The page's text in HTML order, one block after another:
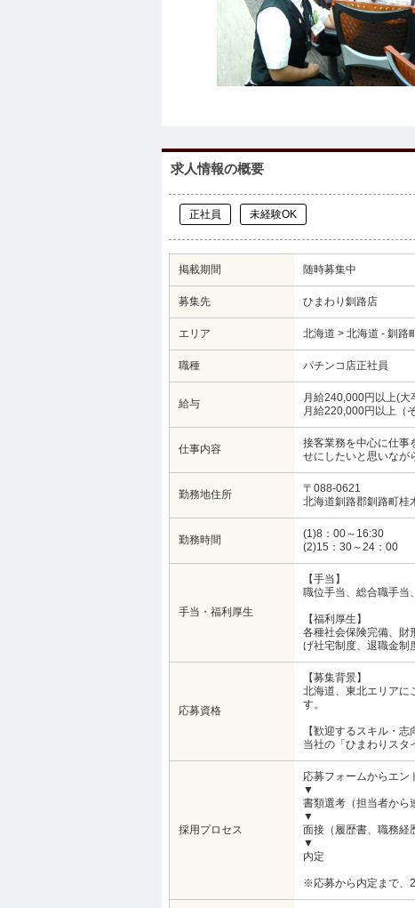
求人情報の概要
正社員 未経験OK
掲載期間 随時募集中
募集先 ひまわり釧路店
エリア 北海道 > 北海道 - 釧路
職種 パチンコ店正社員
給与
月給240,000円以上(大
月給220,000円以上（
仕事内容
接客業務を中心に仕事
せにしたいと思いなが
勤務地住所
〒088-0621
北海道釧路郡釧路町桂
勤務時間
(1)8：00～16:30
(2)15：30～24：00
手当・福利厚生
【手当】
職位手当、総合職手当
【福利厚生】
各種社会保険完備、財
げ社宅制度、退職金制
応募資格
【募集背景】
北海道、東北エリアに
す。
【歓迎するスキル・志
当社の「ひまわりスタ
採用プロセス
応募フォームからエン
▼
書類選考（担当者から
▼
面接（履歴書、職務経
▼
内定
※応募から内定まで、